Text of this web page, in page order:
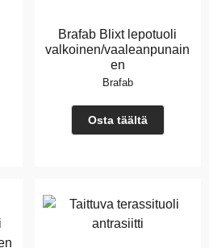
Brafab Blixt lepotuoli
valkoinen/vaaleanpunain
en
Brafab
Osta täältä